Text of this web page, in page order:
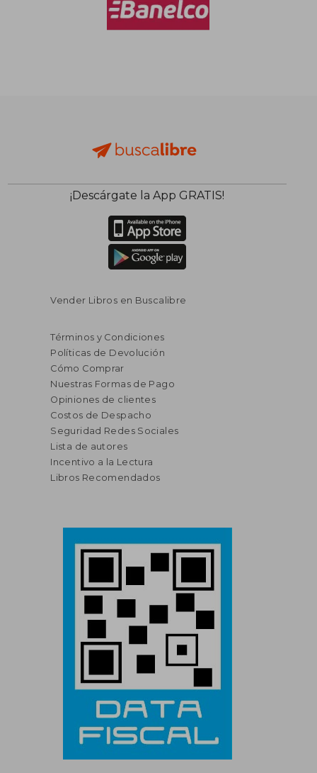
¡Descárgate la App GRATIS!
Vender Libros en Buscalibre
Términos y Condiciones
Políticas de Devolución
Cómo Comprar
Nuestras Formas de Pago
Opiniones de clientes
Costos de Despacho
Seguridad Redes Sociales
Lista de autores
Incentivo a la Lectura
Libros Recomendados